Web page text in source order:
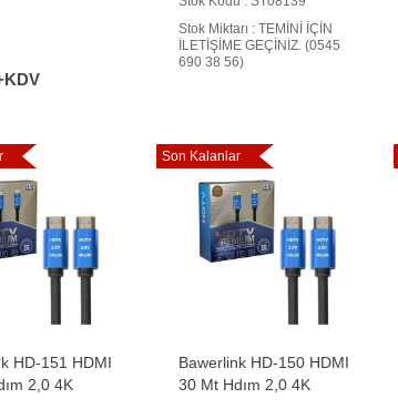
Stok Miktarı : TEMİNİ İÇİN
İLETİŞİME GEÇİNİZ. (0545
690 38 56)
HD-151 HDMI
2,0 4K
Son Kalanlar
Bawerlink HD-150 HDMI
30 Mt Hdım 2,0 4K